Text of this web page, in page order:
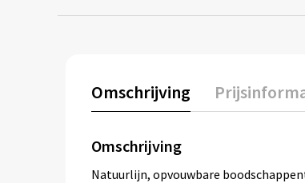
Omschrijving
Omschrijving
Natuurlijn, opvouwbare